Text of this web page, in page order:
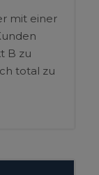
mit einer
B zu
total zu